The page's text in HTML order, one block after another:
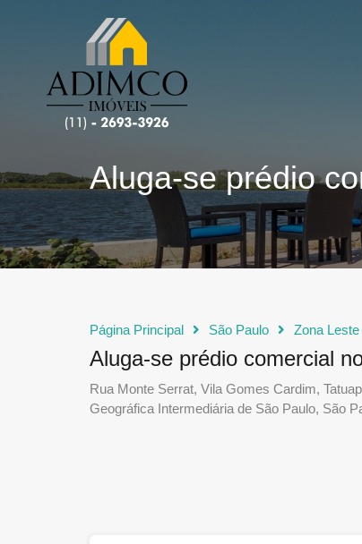
Aluga-se prédio
Página Principal São Paulo Zona Leste
Aluga-se prédio comercial
Rua Monte Serrat, Vila Gomes Cardim,
Geográfica Intermediária de São Paulo, São